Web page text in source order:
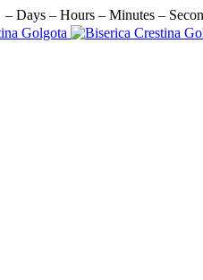
– Days – Hours – Minutes –